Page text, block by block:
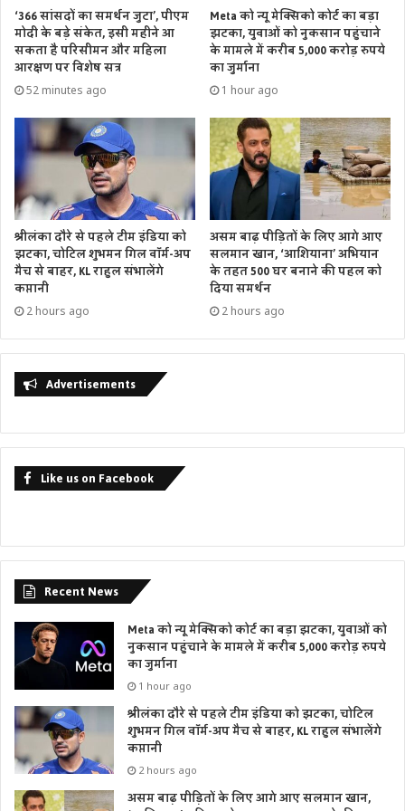
‘366 सांसदों का समर्थन जुटा’, पीएम
मोदी के बड़े संकेत, इसी महीने आ
सकता है परिसीमन और महिला
आरक्षण पर विशेष सत्र
52 minutes ago
Meta को न्यू मेक्सिको कोर्ट का बड़ा
झटका, युवाओं को नुकसान पहुंचाने
के मामले में करीब 5,000 करोड़ रुपये
का जुर्माना
1 hour ago
श्रीलंका दौरे से पहले टीम इंडिया को
झटका, चोटिल शुभमन गिल वॉर्म-अप
मैच से बाहर, KL राहुल संभालेंगे
कप्तानी
2 hours ago
असम बाढ़ पीड़ितों के लिए आगे आए
सलमान खान, ‘आशियाना’ अभियान
के तहत 500 घर बनाने की पहल को
दिया समर्थन
2 hours ago
Advertisements
Like us on Facebook
Recent News
Meta को न्यू मेक्सिको कोर्ट का बड़ा झटका, युवाओं को
नुकसान पहुंचाने के मामले में करीब 5,000 करोड़ रुपये
का जुर्माना
1 hour ago
श्रीलंका दौरे से पहले टीम इंडिया को झटका, चोटिल
शुभमन गिल वॉर्म-अप मैच से बाहर, KL राहुल संभालेंगे
कप्तानी
2 hours ago
असम बाढ़ पीड़ितों के लिए आगे आए सलमान खान,